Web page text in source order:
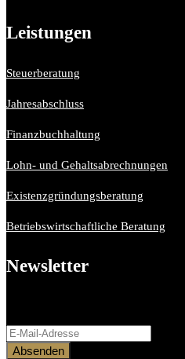
Leistungen
Steuerberatung
Jahresabschluss
Finanzbuchhaltung
Lohn- und Gehaltsabrechnungen
Existenzgründungsberatung
Betriebswirtschaftliche Beratung
Newsletter
Absenden